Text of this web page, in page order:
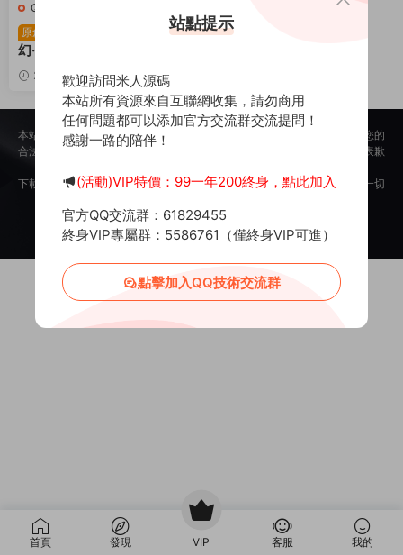
Q-奇迹無雙
原創
3D魔幻RPG手遊【魔
幻·奇迹無雙】Win一鍵服務
端+運營後台+GM授權後台
+安卓+視頻架設教程
2025-02-09 1.15k 30
本站所提供的内容均來自公開網絡收集、轉發、二次開發而來，若侵犯了您的
合法權益，請來信通知我們，我們會及時删除，給您帶來的不便，我們深表歉
下載用戶僅供學習交流，若使用商業用途，請購買正版授權，否則産生的一切
Copyright © 2012-2025 MiR6.COMAll Rights Reserved
投訴郵箱： Mail@Mir6.com 蜀ICP備2022016462号-2
首頁 發現 VIP 客服 我的
站點提示
歡迎訪問米人源碼
本站所有資源來自互聯網收集，請勿商用
任何問題都可以添加官方交流群交流提問！
感謝一路的陪伴！
(活動)VIP特價：99一年200終身，點此加入
官方QQ交流群：61829455
終身VIP專屬群：5586761（僅終身VIP可進）
點擊加入QQ技術交流群